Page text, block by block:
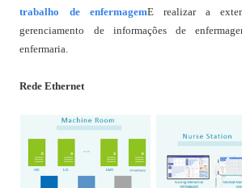
trabalho de enfermagemE realizar a
gerenciamento de informações de
enfermaria.
Rede Ethernet